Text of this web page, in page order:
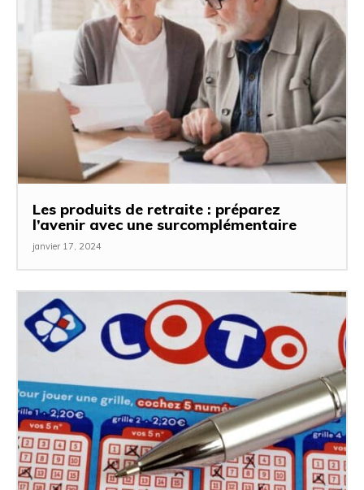
Les produits de retraite : préparez
l’avenir avec une surcomplémentaire
janvier 17, 2024